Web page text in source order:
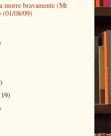
morre bravamente (Mt
(01/08/09)